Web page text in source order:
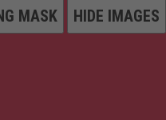
MASK HIDE IMAGES